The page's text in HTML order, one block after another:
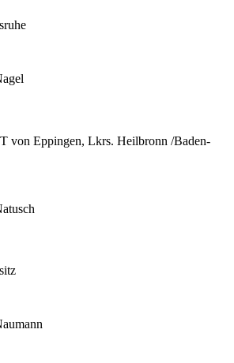
von Eppingen, Lkrs. Heilbronn /Baden-